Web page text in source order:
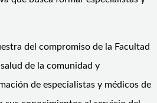
del compromiso de la Facultad
de la comunidad y
de especialistas y médicos de